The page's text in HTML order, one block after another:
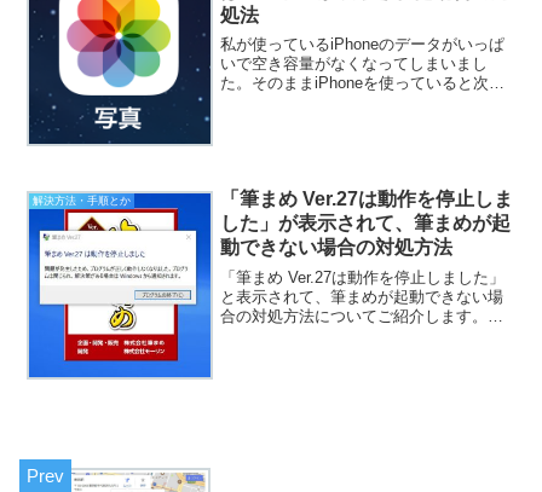
処法
私が使っているiPhoneのデータがいっぱ
いで空き容量がなくなってしまいまし
た。そのままiPhoneを使っていると次の
解決方法・手順とか
「筆まめ Ver.27は動作を停止しま
した」が表示されて、筆まめが起
動できない場合の対処方法
「筆まめ Ver.27は動作を停止しました」
と表示されて、筆まめが起動できない場
合の対処方法についてご紹介します。今